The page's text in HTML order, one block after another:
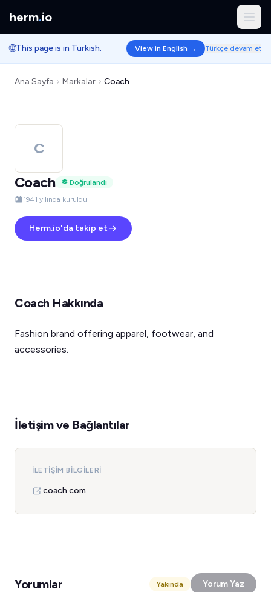
herm.io
🌐This page is in Turkish. View in English → Türkçe devam et
Ana Sayfa Markalar Coach
C
Coach
Doğrulandı
1941 yılında kuruldu
Herm.io'da takip et
Coach Hakkında
Fashion brand offering apparel, footwear, and
accessories.
İletişim ve Bağlantılar
İLETIŞIM BILGILERI
coach.com
Yorumlar Yakında Yorum Yaz